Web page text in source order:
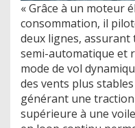
« Grâce à un moteur
consommation, il
deux lignes,
semi-automatique et
mode de vol
des vents plus
générant une
supérieure à une